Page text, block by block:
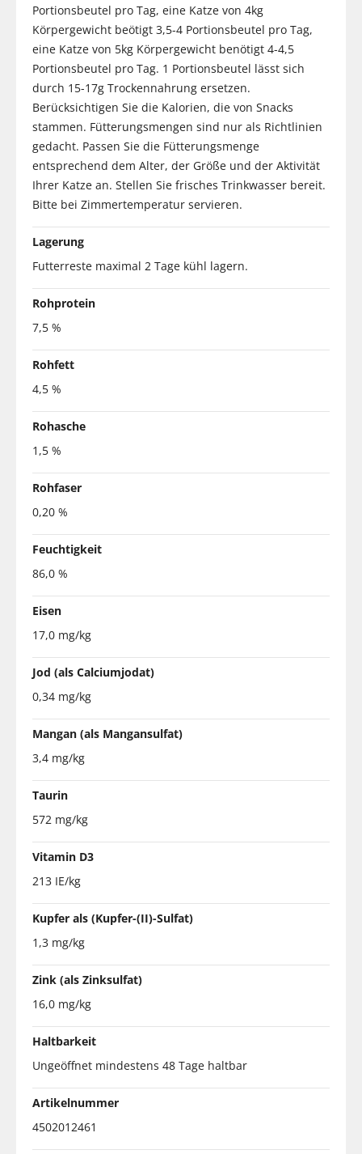
Portionsbeutel pro Tag, eine Katze von 4kg
Körpergewicht beötigt 3,5-4 Portionsbeutel pro Tag,
eine Katze von 5kg Körpergewicht benötigt 4-4,5
Portionsbeutel pro Tag. 1 Portionsbeutel lässt sich
durch 15-17g Trockennahrung ersetzen.
Berücksichtigen Sie die Kalorien, die von Snacks
stammen. Fütterungsmengen sind nur als Richtlinien
gedacht. Passen Sie die Fütterungsmenge
entsprechend dem Alter, der Größe und der Aktivität
Ihrer Katze an. Stellen Sie frisches Trinkwasser bereit.
Bitte bei Zimmertemperatur servieren.
Lagerung
Futterreste maximal 2 Tage kühl lagern.
Rohprotein
7,5 %
Rohfett
4,5 %
Rohasche
1,5 %
Rohfaser
0,20 %
Feuchtigkeit
86,0 %
Eisen
17,0 mg/kg
Jod (als Calciumjodat)
0,34 mg/kg
Mangan (als Mangansulfat)
3,4 mg/kg
Taurin
572 mg/kg
Vitamin D3
213 IE/kg
Kupfer als (Kupfer-(II)-Sulfat)
1,3 mg/kg
Zink (als Zinksulfat)
16,0 mg/kg
Haltbarkeit
Ungeöffnet mindestens 48 Tage haltbar
Artikelnummer
4502012461